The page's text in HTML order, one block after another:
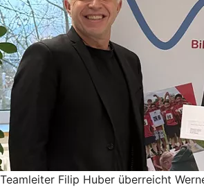
Teamleiter Filip Huber überreicht